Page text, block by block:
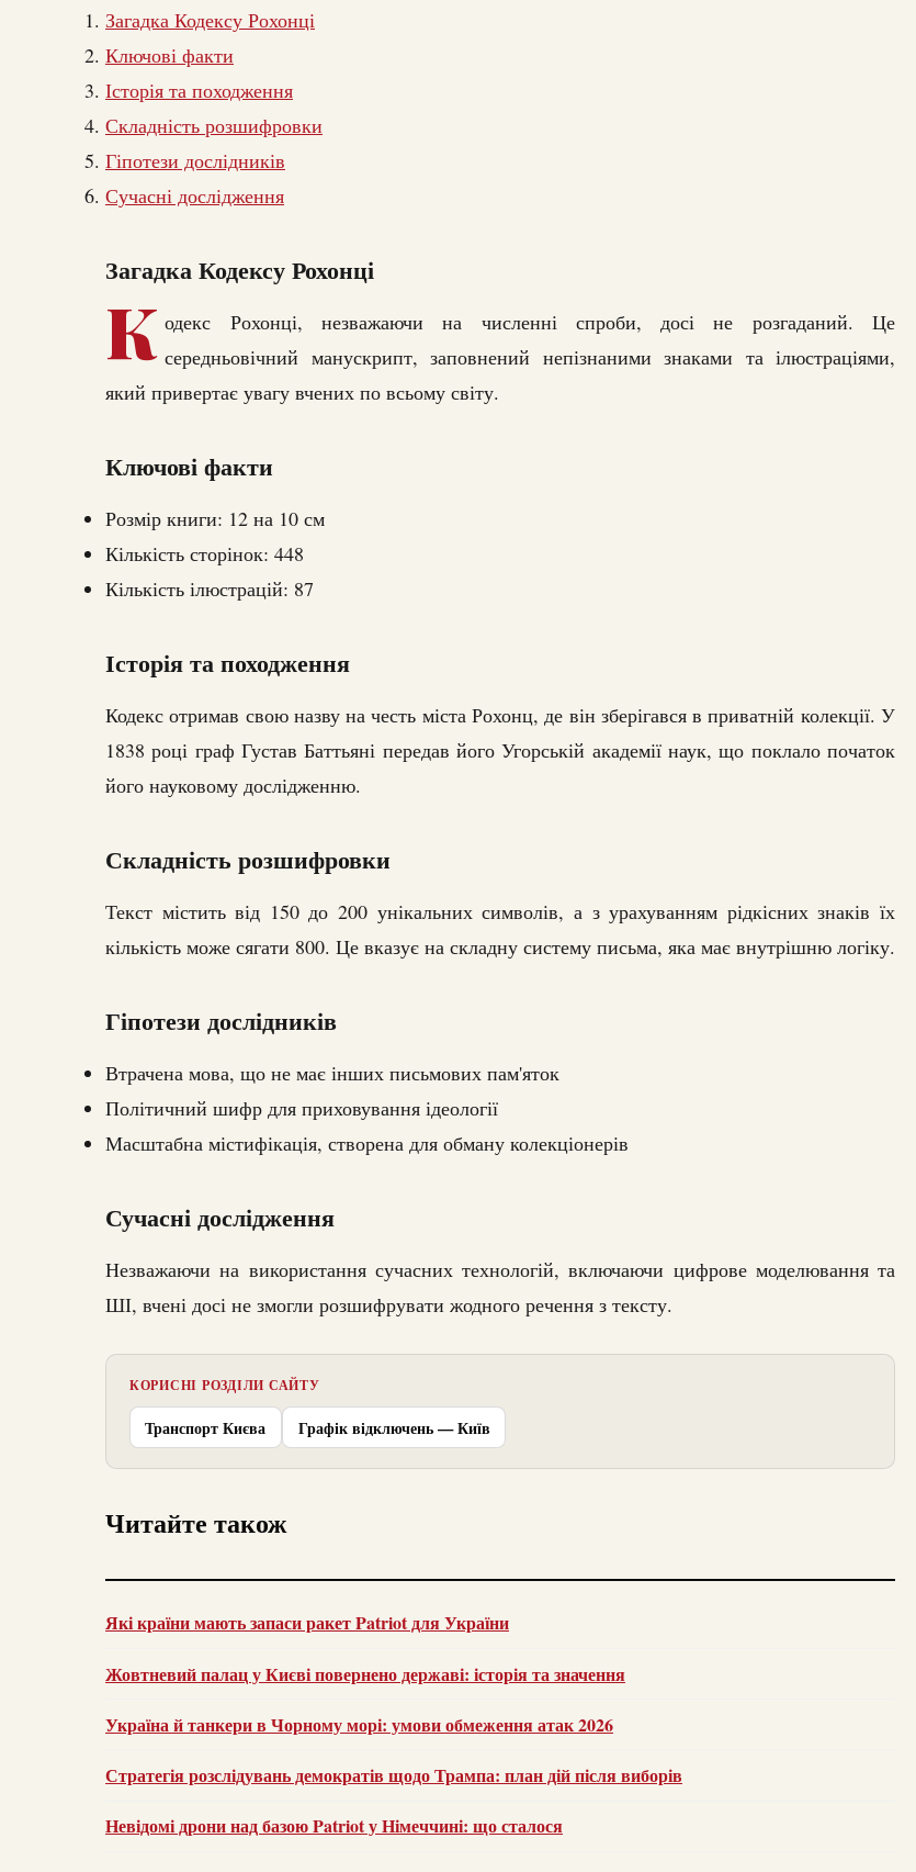
Загадка Кодексу Рохонці
Ключові факти
Історія та походження
Складність розшифровки
Гіпотези дослідників
Сучасні дослідження
Загадка Кодексу Рохонці
К одекс Рохонці, незважаючи на численні спроби, досі не розгаданий. Це
середньовічний манускрипт, заповнений непізнаними знаками та ілюстраціями,
який привертає увагу вчених по всьому світу.
Ключові факти
Розмір книги: 12 на 10 см
Кількість сторінок: 448
Кількість ілюстрацій: 87
Історія та походження
Кодекс отримав свою назву на честь міста Рохонц, де він зберігався в приватній колекції. У
1838 році граф Густав Баттьяні передав його Угорській академії наук, що поклало початок
його науковому дослідженню.
Складність розшифровки
Текст містить від 150 до 200 унікальних символів, а з урахуванням рідкісних знаків їх
кількість може сягати 800. Це вказує на складну систему письма, яка має внутрішню логіку.
Гіпотези дослідників
Втрачена мова, що не має інших письмових пам'яток
Політичний шифр для приховування ідеології
Масштабна містифікація, створена для обману колекціонерів
Сучасні дослідження
Незважаючи на використання сучасних технологій, включаючи цифрове моделювання та
ШІ, вчені досі не змогли розшифрувати жодного речення з тексту.
КОРИСНІ РОЗДІЛИ САЙТУ
Транспорт Києва Графік відключень — Київ
Читайте також
Які країни мають запаси ракет Patriot для України
Жовтневий палац у Києві повернено державі: історія та значення
Україна й танкери в Чорному морі: умови обмеження атак 2026
Стратегія розслідувань демократів щодо Трампа: план дій після виборів
Невідомі дрони над базою Patriot у Німеччині: що сталося